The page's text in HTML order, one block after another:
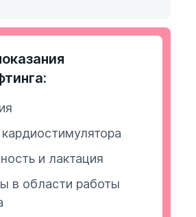
и лактация
в области работы